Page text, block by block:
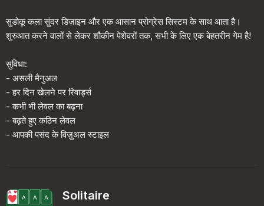
सुडोकू कला सुंदर डिज़ाइन और एक आसान प्रोग्रेस सिस्टम के साथ आता है।
शुरुआत करने वालों से लेकर शौकीन पेशेवरों तक, सभी के लिए एक बेहतरीन गेम है!
सुविधा:
- असली मैनुअल
- हर दिन खेलने पर रिवार्ड्स
- कभी भी लेवल का बढ़ना
- बढ़ते हुए कठिन लेवल
- आपकी पसंद के विज़ुअल स्टाइल
Solitaire